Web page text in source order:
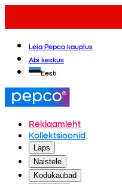
Leia Pepco kauplus
Abi keskus
Eesti
Reklaamleht
Kollektsioonid
Laps
Naistele
Kodukaubad